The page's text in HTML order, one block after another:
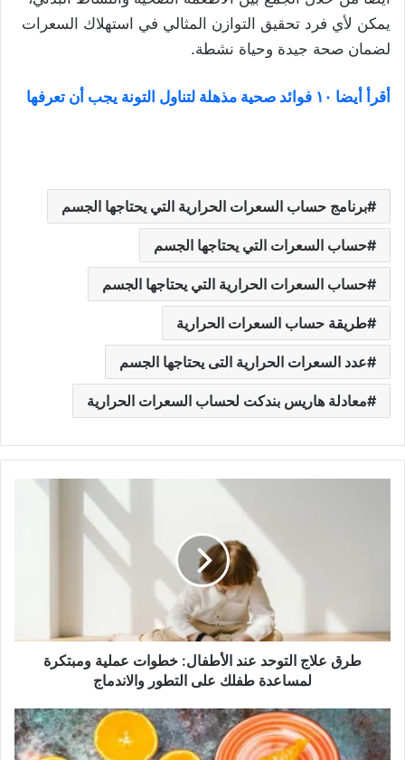
يمكن لأي فرد تحقيق التوازن المثالي في استهلاك السعرات
لضمان صحة جيدة وحياة نشطة.
أقرأ أيضا ١٠ فوائد صحية مذهلة لتناول التونة يجب أن تعرفها
برنامج حساب السعرات الحرارية التي يحتاجها الجسم
حساب السعرات التي يحتاجها الجسم
حساب السعرات الحرارية التي يحتاجها الجسم
طريقة حساب السعرات الحرارية
عدد السعرات الحرارية التى يحتاجها الجسم
معادلة هاريس بندكت لحساب السعرات الحرارية
لمساعدة
والاندماج
طرق علاج التوحد عند الأطفال: خطوات عملية ومبتكرة
لمساعدة طفلك على التطور والاندماج
أسرار
كيكة
البرتقال